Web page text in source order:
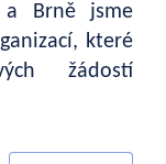
a Brně jsme
které
žádostí